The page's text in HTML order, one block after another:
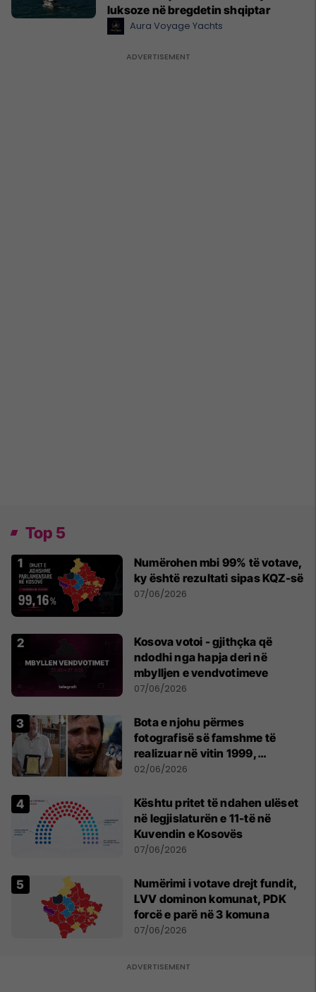
luksoze në bregdetin shqiptar
Aura Voyage Yachts
Top 5
Numërohen mbi 99% të votave,
ky është rezultati sipas KQZ-së
07/06/2026
Kosova votoi - gjithçka që
ndodhi nga hapja deri në
mbylljen e vendvotimeve
07/06/2026
Bota e njohu përmes
fotografisë së famshme të
realizuar në vitin 1999,
pensionohet Xajë Mustafa
02/06/2026
Kështu pritet të ndahen ulëset
në legjislaturën e 11-të në
Kuvendin e Kosovës
07/06/2026
Numërimi i votave drejt fundit,
LVV dominon komunat, PDK
forcë e parë në 3 komuna
07/06/2026